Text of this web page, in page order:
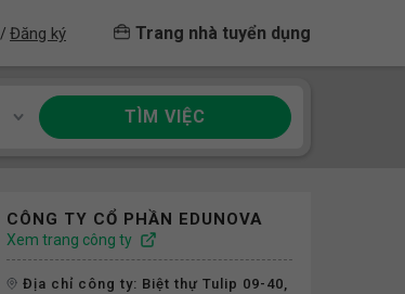
/ Đăng ký Trang nhà tuyển dụng
TÌM VIỆC
CÔNG TY CỔ PHẦN EDUNOVA
Xem trang công ty
Địa chỉ công ty: Biệt thự Tulip 09-40,